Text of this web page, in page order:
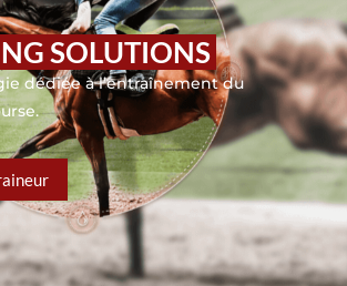
SOLUTIONS
dédiée à l’entraînement du